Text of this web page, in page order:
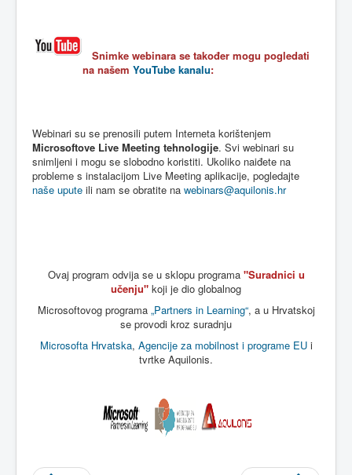
Snimke webinara se također mogu pogledati
na našem YouTube kanalu:
Webinari su se prenosili putem Interneta korištenjem
Microsoftove Live Meeting tehnologije. Svi webinari su
snimljeni i mogu se slobodno koristiti. Ukoliko naiđete na
probleme s instalacijom Live Meeting aplikacije, pogledajte
naše upute ili nam se obratite na webinars@aquilonis.hr
Ovajprogram odvijase u sklopu programa "Suradnici u
učenju" koji je dio globalnog
Microsoftovog programa „Partners in Learning“, a u Hrvatskoj
se provodi kroz suradnju
Microsofta Hrvatska, Agencije za mobilnosti programeEUi
tvrtke Aquilonis.